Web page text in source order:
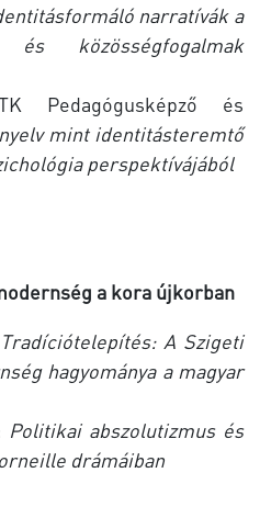
narratívák a
és közösségfogalmak
Pedagógusképző és
mint identitásteremtő
perspektívájából
a kora újkorban
Tradíciótelepítés: A Szigeti
hagyománya a magyar
Politikai abszolutizmus és
drámáiban